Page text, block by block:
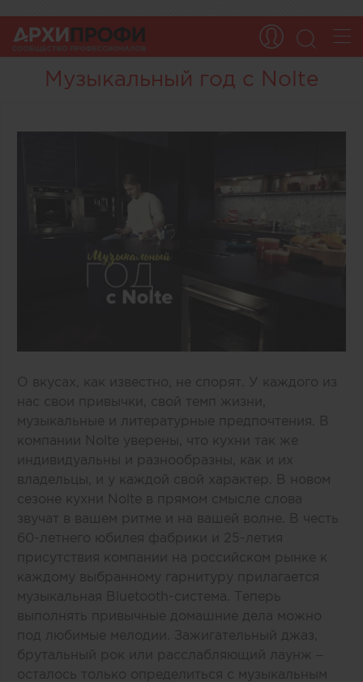
Музыкальный год с Nolte
О вкусах, как известно, не спорят. У каждого из
нас свои привычки, свой темп жизни,
музыкальные и литературные предпочтения. В
компании Nolte уверены, что кухни так же
индивидуальны и разнообразны, как и их
владельцы, и у каждой свой характер. В новом
сезоне кухни Nolte в прямом смысле слова
звучат в вашем ритме и на вашей волне. В честь
60-летнего юбилея фабрики и 25-летия
присутствия компании на российском рынке к
каждому выбранному гарнитуру прилагается
музыкальная Bluetooth-система . Теперь
выполнять привычные домашние дела можно
под любимые мелодии. Зажигательный джаз,
брутальный рок или расслабляющий лаунж –
осталось только определиться с музыкальным